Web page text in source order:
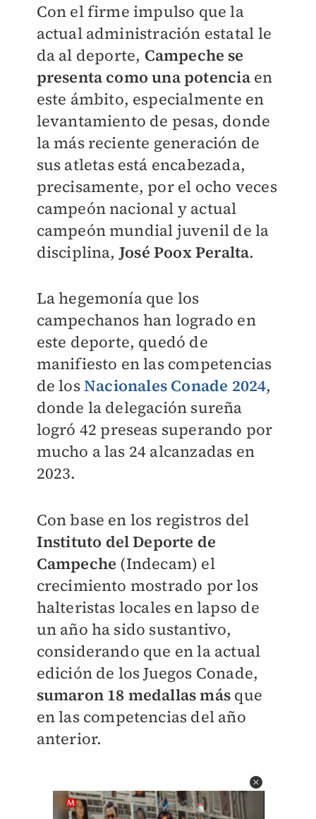
Con el firme impulso que la
actual administración estatal le
da al deporte, Campeche se
presenta como una potenciaen
este ámbito, especialmente en
levantamiento de pesas, donde
la más reciente generación de
sus atletas está encabezada,
precisamente, por el ocho veces
campeón nacional y actual
campeón mundial juvenil de la
disciplina, José Poox Peralta.
La hegemonía que los
campechanos han logrado en
este deporte, quedó de
manifiesto en las competencias
de losNacionales Conade 2024,
donde la delegación sureña
logró 42 preseas superando por
mucho a las 24 alcanzadas en
2023.
Con base en los registros del
Instituto del Deporte de
Campeche (Indecam) el
crecimiento mostrado por los
halteristas locales en lapso de
un año ha sido sustantivo,
considerando que en la actual
edición de los Juegos Conade,
sumaron 18 medallas más que
en las competencias del año
anterior.